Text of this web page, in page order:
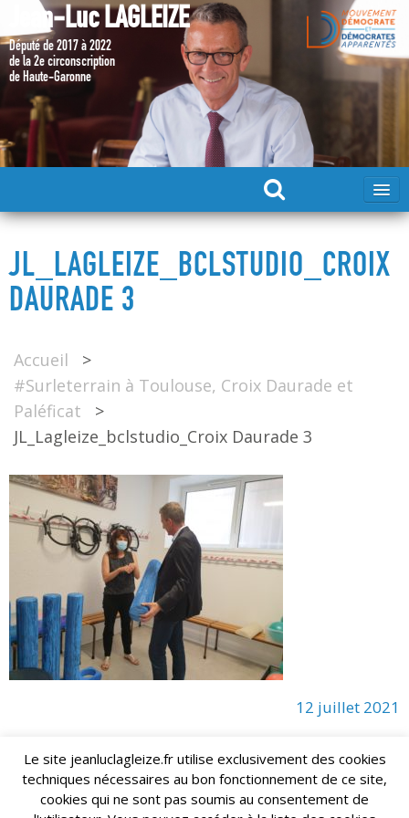
Jean-Luc LAGLEIZE
Député de 2017 à 2022
de la 2e circonscription
de Haute-Garonne
MA CANDIDATURE 2024
MES ACTIONS 2017 – 2022
JL_LAGLEIZE_BCLSTUDIO_CROIX
DAURADE 3
Accueil
>
#Surleterrain à Toulouse, Croix Daurade et
Paléficat
>
JL_Lagleize_bclstudio_Croix Daurade 3
12 juillet 2021
Jean-Luc LAGLEIZE - e-mail : lagleize2024@gmail.com
Le site jeanluclagleize.fr utilise exclusivement des cookies
techniques nécessaires au bon fonctionnement de ce site,
cookies qui ne sont pas soumis au consentement de